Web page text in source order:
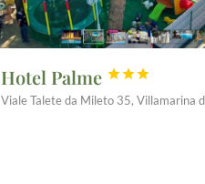
Hotel Palme 


Viale Talete da Mileto 35, Villamarina